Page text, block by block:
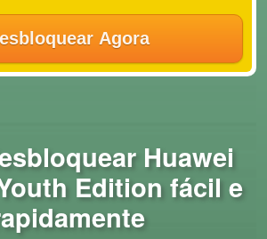
Agora
Huawei
Edition fácil e